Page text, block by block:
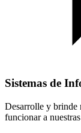
Sistemas de
Desarrolle y brinde
funcionar a